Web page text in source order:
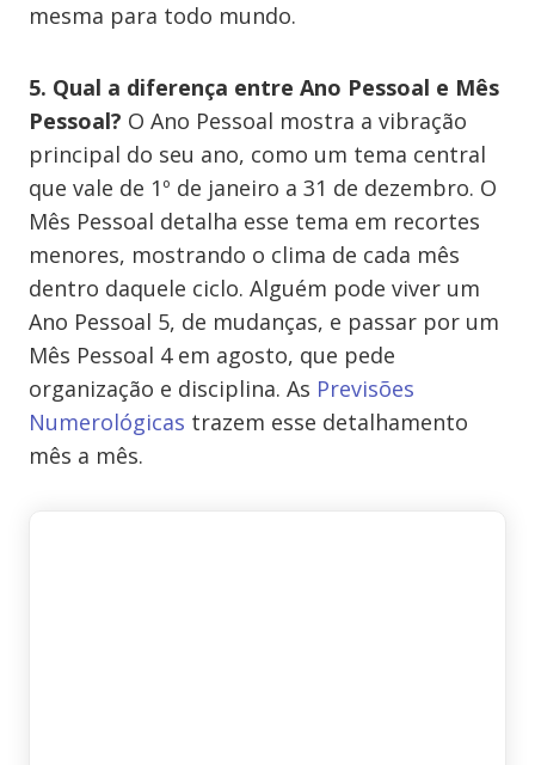
mesma para todo mundo.
5. Qual a diferença entre Ano Pessoal e Mês
Pessoal? O Ano Pessoal mostra a vibração
principal do seu ano, como um tema central
que vale de 1º de janeiro a 31 de dezembro. O
Mês Pessoal detalha esse tema em recortes
menores, mostrando o clima de cada mês
dentro daquele ciclo. Alguém pode viver um
Ano Pessoal 5, de mudanças, e passar por um
Mês Pessoal 4 em agosto, que pede
organização e disciplina. As Previsões
Numerológicas trazem esse detalhamento
mês a mês.